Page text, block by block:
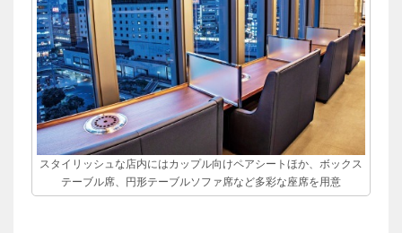
スタイリッシュな店内にはカップル向けペアシートほか、ボックス
テーブル席、円形テーブルソファ席など多彩な座席を用意